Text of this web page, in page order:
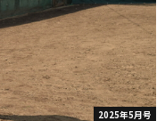
2025年5月号